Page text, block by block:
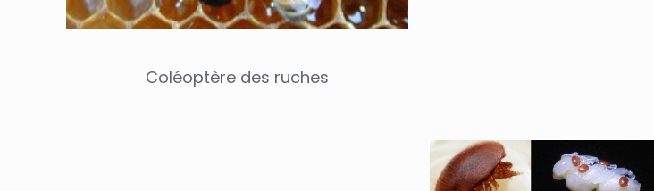
Coléoptère des ruches